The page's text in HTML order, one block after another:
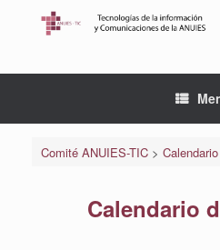
Comité ANUIES-TIC>
Calendario